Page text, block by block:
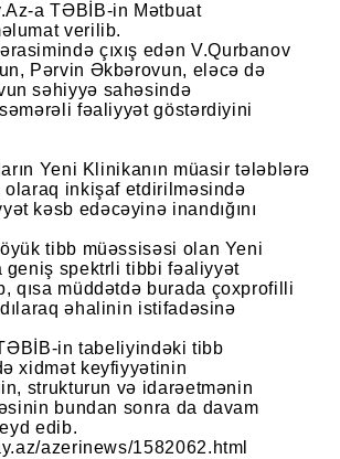
a TƏBİB-in Mətbuat
verilib.
çıxış edən V.Qurbanov
Pərvin Əkbərovun, eləcə də
səhiyyə sahəsində
fəaliyyət göstərdiyini
Yeni Klinikanın müasir tələblərə
olaraq inkişaf etdirilməsində
kəsb edəcəyinə inandığını
tibb müəssisəsi olan Yeni
geniş spektrli tibbi fəaliyyət
qısa müddətdə burada çoxprofilli
əhalinin istifadəsinə
in tabeliyindəki tibb
xidmət keyfiyyətinin
strukturun və idarəetmənin
bundan sonra da davam
edib.
azerinews/1582062.html